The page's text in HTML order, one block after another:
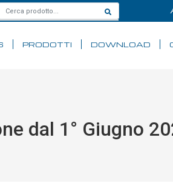
PRODOTTI DOWNLOAD
dal 1° Giugno